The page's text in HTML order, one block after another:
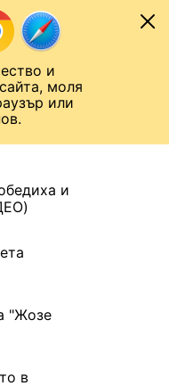
и
моля
или
и
"Жозе
в